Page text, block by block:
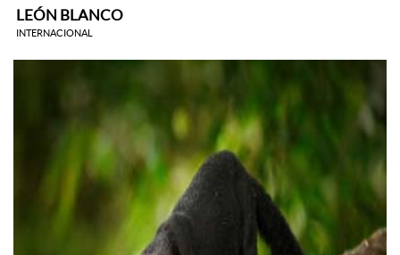
LEÓN BLANCO
INTERNACIONAL